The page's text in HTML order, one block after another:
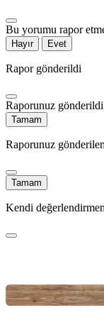
Bu yorumu rapor
Hayır Evet
Rapor gönderildi
Raporunuz
Tamam
Raporunuz
Tamam
Kendi